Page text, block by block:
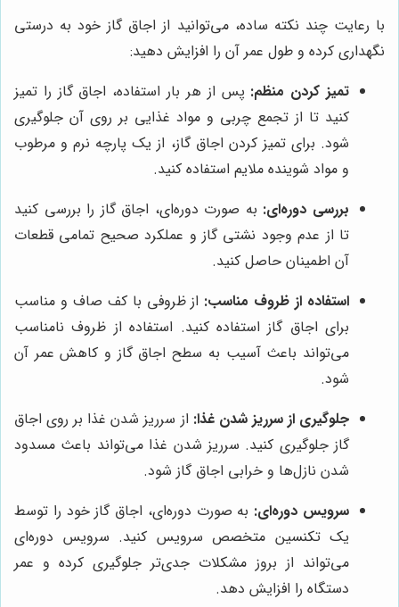
با رعایت چند نکته ساده، می‌توانید از اجاق گاز خود به درستی
نگهداری کرده و طول عمر آن را افزایش دهید:
تمیز کردن منظم: پس از هر بار استفاده، اجاق گاز را تمیز
کنید تا از تجمع چربی و مواد غذایی بر روی آن جلوگیری
شود. برای تمیز کردن اجاق گاز، از یک پارچه نرم و مرطوب
و مواد شوینده ملایم استفاده کنید.
بررسی دوره‌ای: به صورت دوره‌ای، اجاق گاز را بررسی کنید
تا از عدم وجود نشتی گاز و عملکرد صحیح تمامی قطعات
آن اطمینان حاصل کنید.
استفاده از ظروف مناسب: از ظروفی با کف صاف و مناسب
برای اجاق گاز استفاده کنید. استفاده از ظروف نامناسب
می‌تواند باعث آسیب به سطح اجاق گاز و کاهش عمر آن
شود.
جلوگیری از سرریز شدن غذا: از سرریز شدن غذا بر روی اجاق
گاز جلوگیری کنید. سرریز شدن غذا می‌تواند باعث مسدود
شدن نازل‌ها و خرابی اجاق گاز شود.
سرویس دوره‌ای: به صورت دوره‌ای، اجاق گاز خود را توسط
یک تکنسین متخصص سرویس کنید. سرویس دوره‌ای
می‌تواند از بروز مشکلات جدی‌تر جلوگیری کرده و عمر
دستگاه را افزایش دهد.